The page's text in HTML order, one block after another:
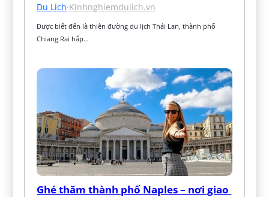
Du Lịch·Kinhnghiemdulich.vn
Được biết đến là thiên đường du lịch Thái Lan, thành phố
Chiang Rai hấp…
Ghé thăm thành phố Naples – nơi giao